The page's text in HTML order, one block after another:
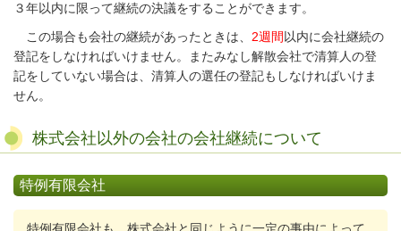
３年以内に限って継続の決議をすることができます。
この場合も会社の継続があったときは、 2週間 以内に会社継続の
登記をしなければいけません。またみなし解散会社で清算人の登
記をしていない場合は、清算人の選任の登記もしなければいけま
せん。
株式会社以外の会社の会社継続について
特例有限会社